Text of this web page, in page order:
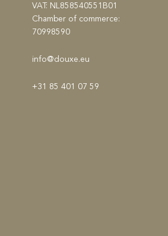
VAT: NL858540551B01
Chamber of commerce:
70998590
info@douxe.eu
+31 85 401 07 59